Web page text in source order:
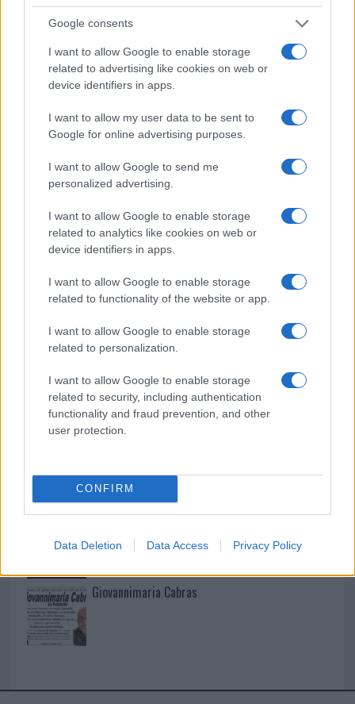
Google consents
I want to allow Google to enable storage
related to advertising like cookies on web or
device identifiers in apps.
I want to allow my user data to be sent to
Google for online advertising purposes.
I want to allow Google to send me
personalized advertising.
I want to allow Google to enable storage
related to analytics like cookies on web or
device identifiers in apps.
I want to allow Google to enable storage
related to functionality of the website or app.
I want to allow Google to enable storage
related to personalization.
I want to allow Google to enable storage
related to security, including authentication
functionality and fraud prevention, and other
user protection.
CONFIRM
Data Deletion Data Access Privacy Policy
NECROLOGIE
Mario Malu
Paolo Pinna
Martina Agostina Diturco
I nostri cari
Giovannimaria Cabras